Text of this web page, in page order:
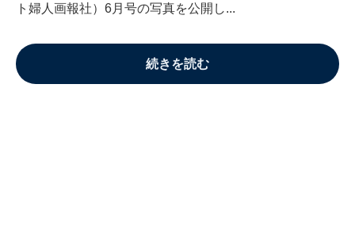
ト婦人画報社）6月号の写真を公開し...
続きを読む